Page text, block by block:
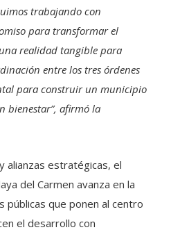
trabajando con
para transformar el
realidad tangible para
entre los tres órdenes
para construir un municipio
bienestar”, afirmó la
alianzas estratégicas, el
del Carmen avanza en la
públicas que ponen al centro
el desarrollo con